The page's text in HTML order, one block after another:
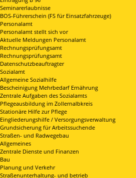
Seminarerlaubnisse
BOS-Führerschein (FS für Einsatzfahrzeuge)
Personalamt
Personalamt stellt sich vor
Aktuelle Meldungen Personalamt
Rechnungsprüfungsamt
Rechnungsprüfungsamt
Datenschutzbeauftragter
Sozialamt
Allgemeine Sozialhilfe
Bescheinigung Mehrbedarf Ernährung
Zentrale Aufgaben des Sozialamts
Pflegeausbildung im Zollernalbkreis
Stationäre Hilfe zur Pflege
Eingliederungshilfe / Versorgungsverwaltung
Grundsicherung für Arbeitssuchende
Straßen- und Radwegebau
Allgemeines
Zentrale Dienste und Finanzen
Bau
Planung und Verkehr
Straßenunterhaltung- und betrieb